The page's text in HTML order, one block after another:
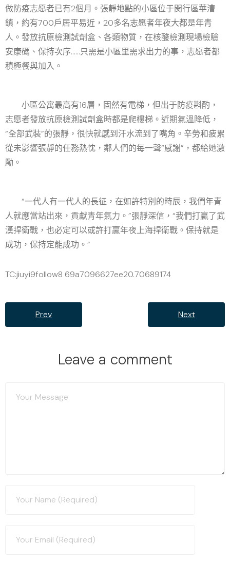
做防疫志愿者已有2個月。張靜地點的小區位于閔行區華漕
鎮，約有700戶居平易近，20多名志愿者年夜大都是年青
人。發放抗原檢測試劑盒、各類物質，在核酸檢測現場檢驗
安康碼、保持次序……只需是小區里需求出力的事，志愿者都
積極餐與加入。
小區公寓最高有16層，固然有電梯，但出于防疫斟酌，
志愿者發放抗原檢測試劑盒時都是爬樓梯。近期氣溫降低，
“全部武裝”的張靜，很快就感到汗水流到了嘴角。辛勞和疲累
從未影響張靜的任務熱忱，鄰人們的每一聲“感謝”，都給她激
勵。
“一代人有一代人的長征，在如許特別的時辰，我們年青
人就應當站出來，貢獻青年氣力。”張靜深信，“我們打贏了武
漢捍衛戰，也必定可以或許打贏年夜上海捍衛戰。保持就是
成功，保持定能成功。”
TC:jiuyi9follow8 69a7096627ee20.70689174
Prev Next
Leave a comment